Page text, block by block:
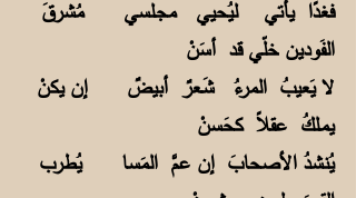
فغدًا يأتي ليُحيي مجـلسي مُشرقَ
الفَودين خلّي قد أسَنْ
لا يَعيبُ المرءُ شَـعرٌ أبيضٌ إن يكنْ
يمـلكُ عقلاً كحَسنْ
يُنشدُ الأصحابَ إن عمَّ المَسا يُطرب